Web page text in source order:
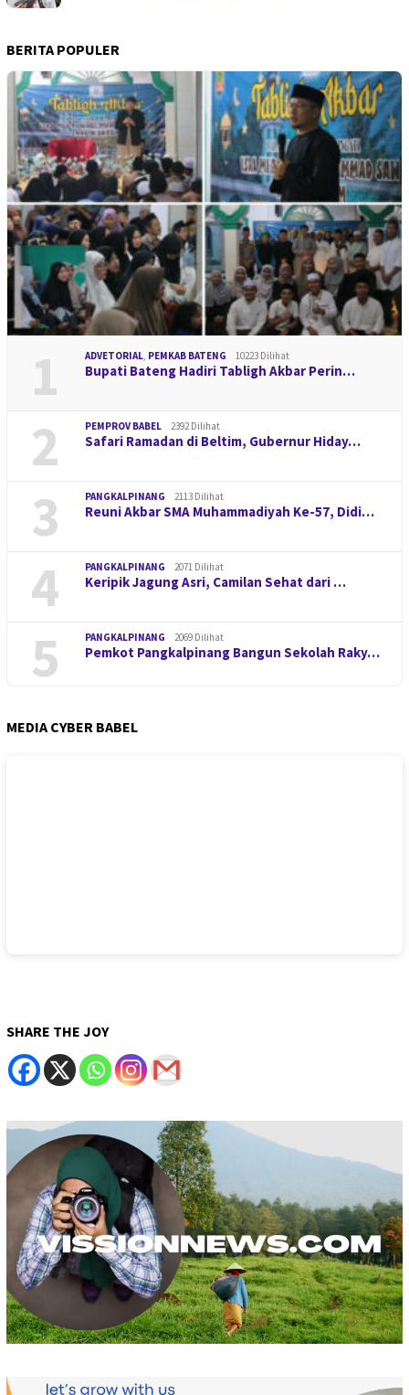
BERITA POPULER
1 ADVETORIAL, PEMKAB BATENG 10223 Dilihat
Bupati Bateng Hadiri Tabligh Akbar Perin…
2 PEMPROV BABEL 2392 Dilihat
Safari Ramadan di Beltim, Gubernur Hiday…
3 PANGKALPINANG 2113 Dilihat
Reuni Akbar SMA Muhammadiyah Ke-57, Didi…
4 PANGKALPINANG 2071 Dilihat
Keripik Jagung Asri, Camilan Sehat dari …
5 PANGKALPINANG 2069 Dilihat
Pemkot Pangkalpinang Bangun Sekolah Raky…
MEDIA CYBER BABEL
SHARE THE JOY